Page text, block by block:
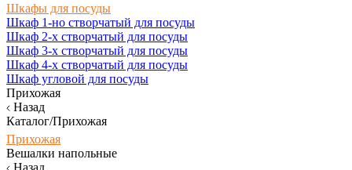
Шкафы для посуды
Шкаф 1-но створчатый для посуды
Шкаф 2-х створчатый для посуды
Шкаф 3-х створчатый для посуды
Шкаф 4-х створчатый для посуды
Шкаф угловой для посуды
Прихожая
Назад
Каталог/Прихожая
Прихожая
Вешалки напольные
Назад